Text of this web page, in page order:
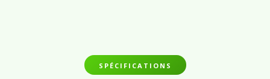
SPÉCIFICATIONS